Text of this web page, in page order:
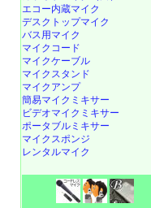
エコー内蔵マイク
デスクトップマイク
バス用マイク
マイクコード
マイクケーブル
マイクスタンド
マイクアンプ
簡易マイクミキサー
ビデオマイクミキサー
ポータブルミキサー
マイクスポンジ
レンタルマイク